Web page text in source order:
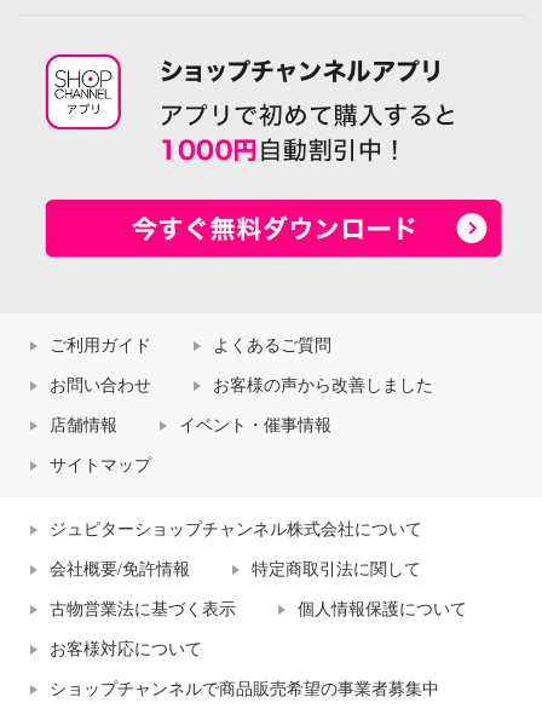
ご利用ガイド よくあるご質問
お問い合わせ お客様の声から改善しました
店舗情報 イベント・催事情報
サイトマップ
ジュピターショップチャンネル株式会社について
会社概要/免許情報 特定商取引法に関して
古物営業法に基づく表示 個人情報保護について
お客様対応について
ショップチャンネルで商品販売希望の事業者募集中